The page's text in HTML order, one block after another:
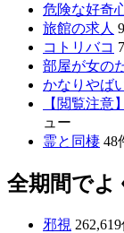
危険な好奇
旅館の求人
コトリバコ
部屋が女の
かなりやば
【閲覧注意
ュー
霊と同棲 48
全期間でよ
邪視